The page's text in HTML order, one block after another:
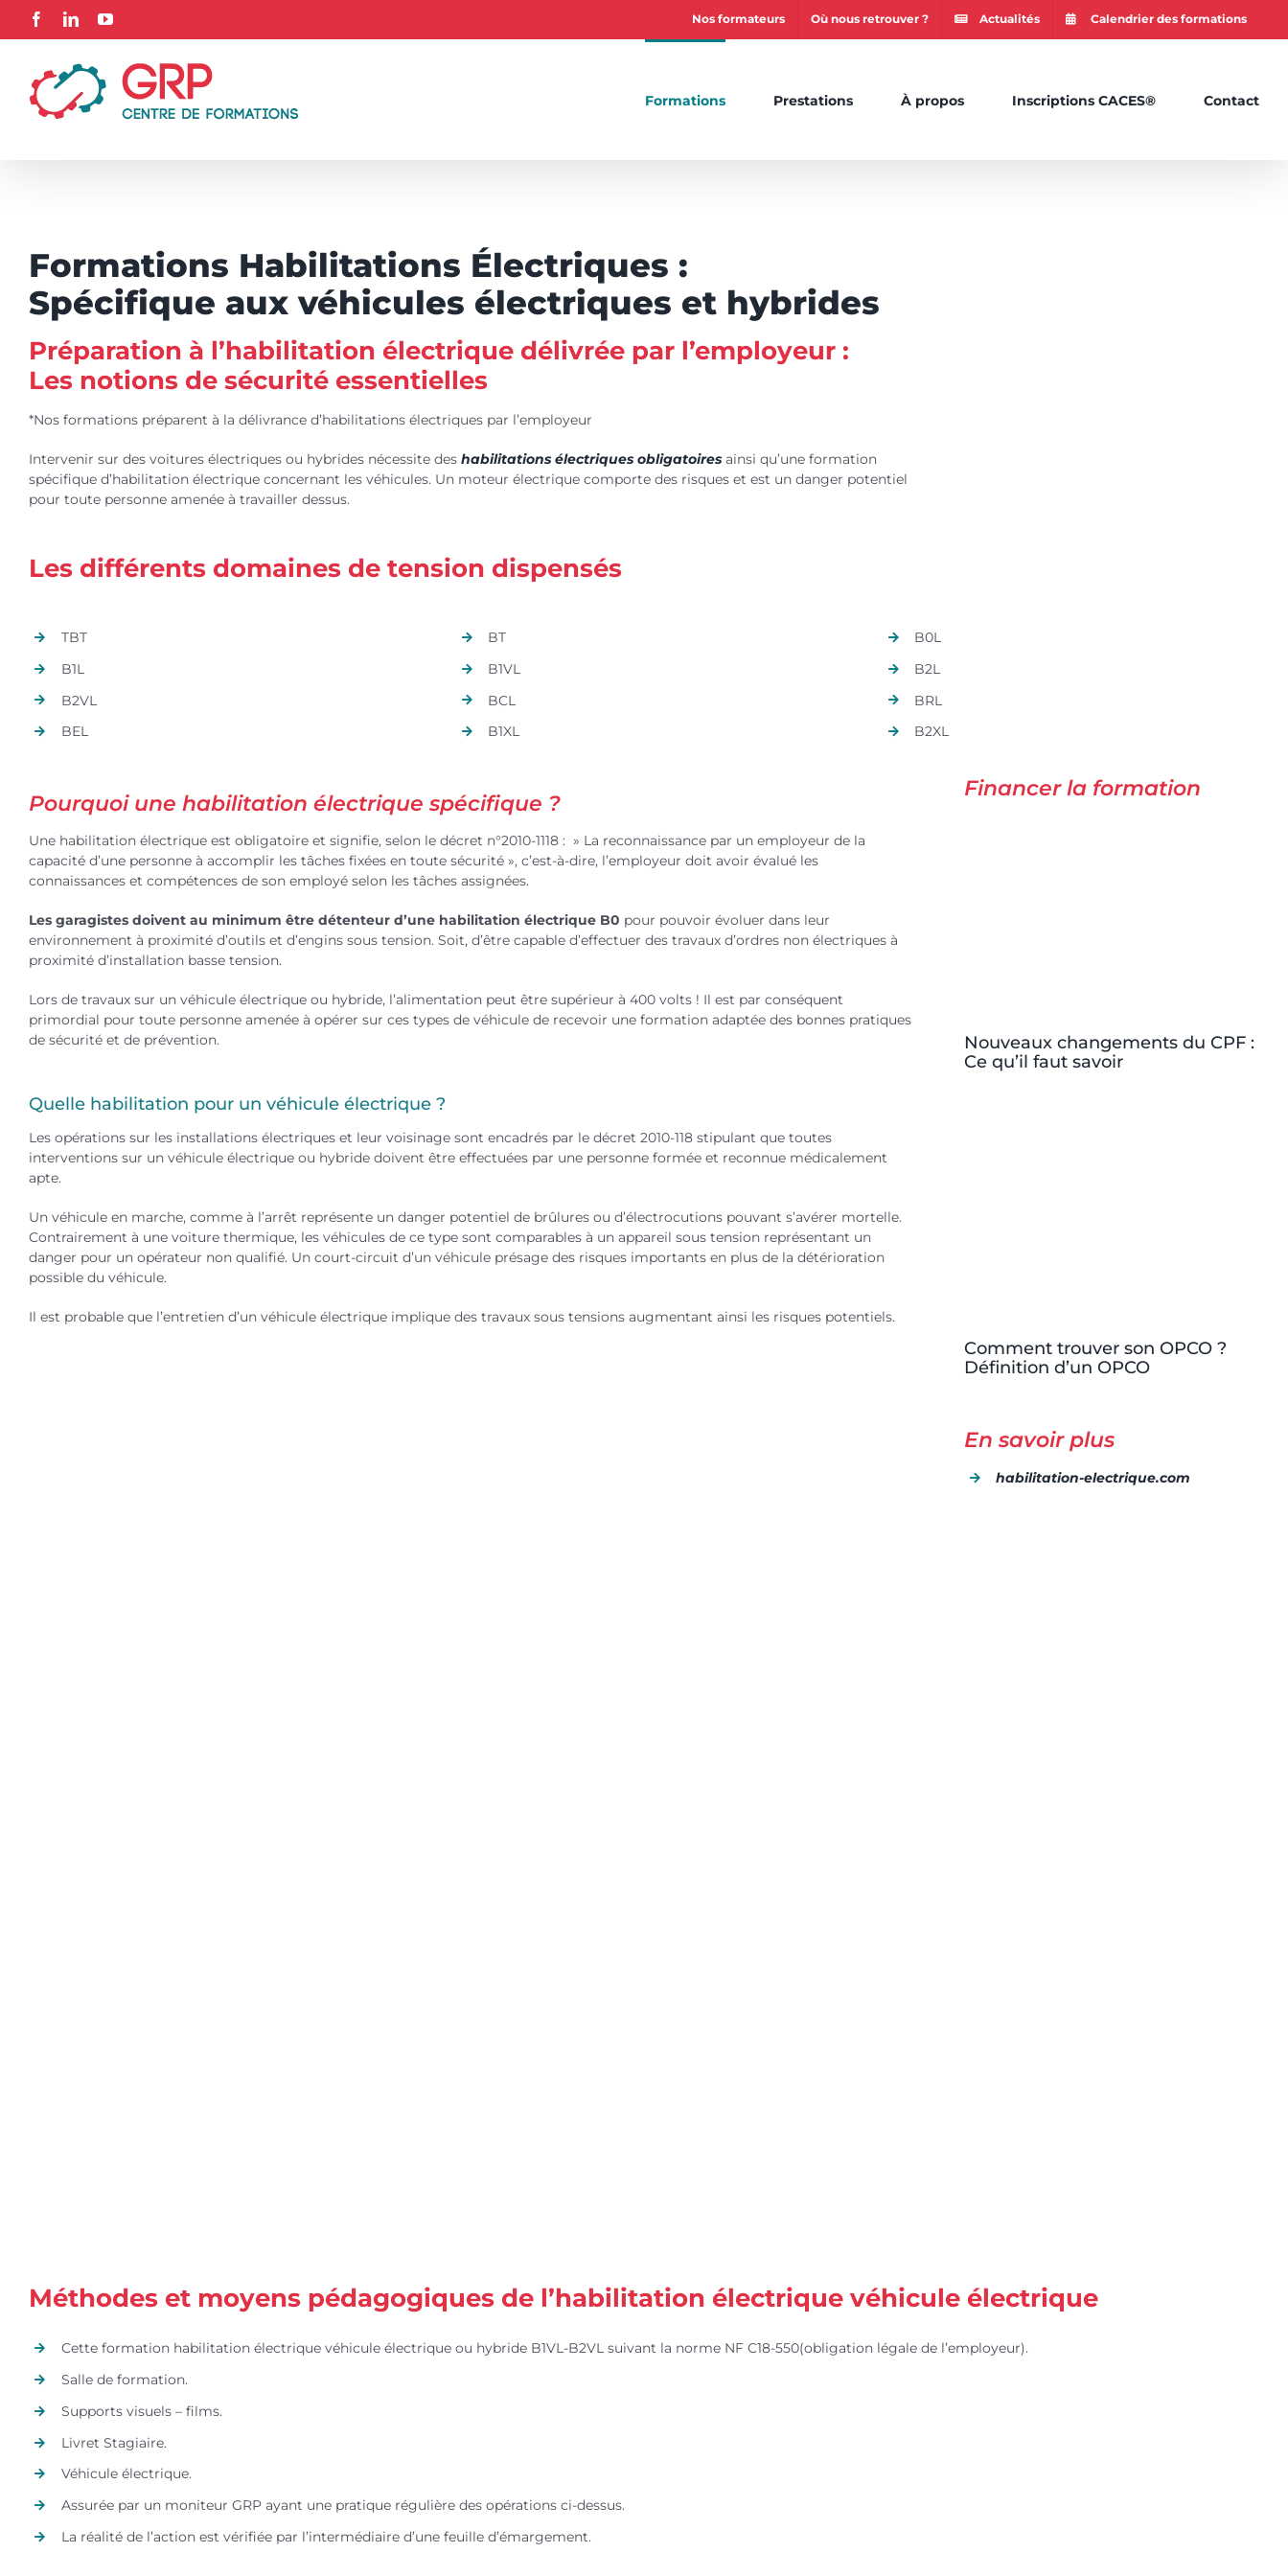
Passer
FacebookLinkedInYouTube Nos formateurs Où nous retrouver ? Actualités Calendrier des formations
Formations Prestations À propos Inscriptions CACES® Contact
Formations Habilitations Électriques :
Spécifique aux véhicules électriques et hybrides
Préparation à l’habilitation électrique délivrée par l’employeur :
Les notions de sécurité essentielles
*Nos formations préparent à la délivrance d’habilitations électriques par l’employeur
Intervenir sur des voitures électriques ou hybrides nécessite des habilitations électriques obligatoires ainsi qu’une formation
spécifique d’habilitation électrique concernant les véhicules. Un moteur électrique comporte des risques et est un danger potentiel
pour toute personne amenée à travailler dessus.
Les différents domaines de tension dispensés
TBT
B1L
B2VL
BEL
BT
B1VL
BCL
B1XL
B0L
B2L
BRL
B2XL
Pourquoi une habilitation électrique spécifique ?
Une habilitation électrique est obligatoire et signifie, selon le décret n°2010-1118 : » La reconnaissance par un employeur de la
capacité d’une personne à accomplir les tâches fixées en toute sécurité », c’est-à-dire, l’employeur doit avoir évalué les
connaissances et compétences de son employé selon les tâches assignées.
Les garagistes doivent au minimum être détenteur d’une habilitation électrique B0 pour pouvoir évoluer dans leur
environnement à proximité d’outils et d’engins sous tension. Soit, d’être capable d’effectuer des travaux d’ordres non électriques à
proximité d’installation basse tension.
Lors de travaux sur un véhicule électrique ou hybride, l’alimentation peut être supérieur à 400 volts ! Il est par conséquent
primordial pour toute personne amenée à opérer sur ces types de véhicule de recevoir une formation adaptée des bonnes pratiques
de sécurité et de prévention.
Quelle habilitation pour un véhicule électrique ?
Les opérations sur les installations électriques et leur voisinage sont encadrés par le décret 2010-118 stipulant que toutes
interventions sur un véhicule électrique ou hybride doivent être effectuées par une personne formée et reconnue médicalement
apte.
Un véhicule en marche, comme à l’arrêt représente un danger potentiel de brûlures ou d’électrocutions pouvant s’avérer mortelle.
Contrairement à une voiture thermique, les véhicules de ce type sont comparables à un appareil sous tension représentant un
danger pour un opérateur non qualifié. Un court-circuit d’un véhicule présage des risques importants en plus de la détérioration
possible du véhicule.
Il est probable que l’entretien d’un véhicule électrique implique des travaux sous tensions augmentant ainsi les risques potentiels.
Financer la formation
Nouveaux changements du CPF :
Ce qu’il faut savoir
Comment trouver son OPCO ?
Définition d’un OPCO
En savoir plus
habilitation-electrique.com
Méthodes et moyens pédagogiques de l’habilitation électrique véhicule électrique
Cette formation habilitation électrique véhicule électrique ou hybride B1VL-B2VL suivant la norme NF C18-550(obligation légale de l’employeur).
Salle de formation.
Supports visuels – films.
Livret Stagiaire.
Véhicule électrique.
Assurée par un moniteur GRP ayant une pratique régulière des opérations ci-dessus.
La réalité de l’action est vérifiée par l’intermédiaire d’une feuille d’émargement.